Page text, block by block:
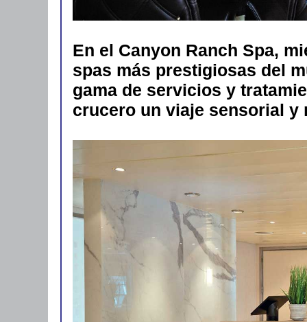
En el Canyon Ranch Spa,
spas más prestigiosas del
gama de servicios y
crucero un viaje sensorial y